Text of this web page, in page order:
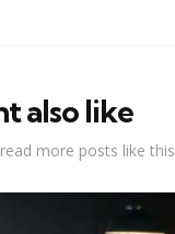
also like
more posts like this